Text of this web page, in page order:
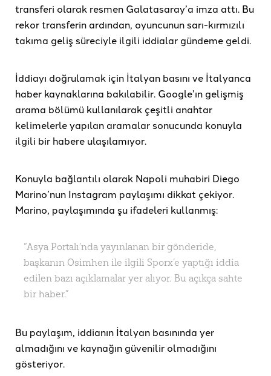
transferi olarak resmen Galatasaray’a imza attı. Bu
rekor transferin ardından, oyuncunun sarı-kırmızılı
takıma geliş süreciyle ilgili iddialar gündeme geldi.
İddiayı doğrulamak için İtalyan basını ve İtalyanca
haber kaynaklarına bakılabilir. Google’ın gelişmiş
arama bölümü kullanılarak çeşitli anahtar
kelimelerle yapılan aramalar sonucunda konuyla
ilgili bir habere ulaşılamıyor.
Konuyla bağlantılı olarak Napoli muhabiri Diego
Marino’nun Instagram paylaşımı dikkat çekiyor.
Marino, paylaşımında şu ifadeleri kullanmış:
“Asya Portalı’nda yayınlanan bir gönderide,
başkanın Osimhen ile ilgili Sporx’e yaptığı iddia
edilen bazı açıklamalar yer alıyor. Bu açıkça sahte
bir haber.”
Bu paylaşım, iddianın İtalyan basınında yer
almadığını ve kaynağın güvenilir olmadığını
gösteriyor.